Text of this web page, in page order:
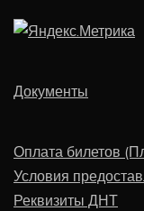
Документы
Оплата билетов
Условия
Реквизиты ДНТ